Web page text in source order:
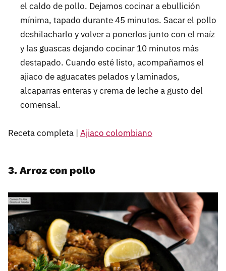
el caldo de pollo. Dejamos cocinar a ebullición
mínima, tapado durante 45 minutos. Sacar el pollo
deshilacharlo y volver a ponerlos junto con el maíz
y las guascas dejando cocinar 10 minutos más
destapado. Cuando esté listo, acompañamos el
ajiaco de aguacates pelados y laminados,
alcaparras enteras y crema de leche a gusto del
comensal.
Receta completa | Ajiaco colombiano
3. Arroz con pollo